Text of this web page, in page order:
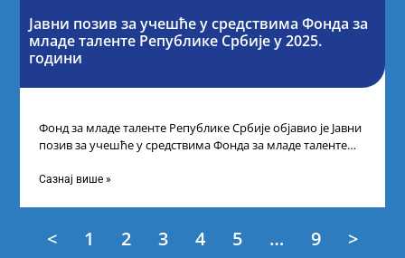
Јавни позив за учешће у средствима Фонда за
младе таленте Републике Србије у 2025.
години
Фонд за младе таленте Републике Србије објавио је Јавни
позив за учешће у средствима Фонда за младе таленте
Сазнај више »
< 1 2 3 4 5 … 9 >